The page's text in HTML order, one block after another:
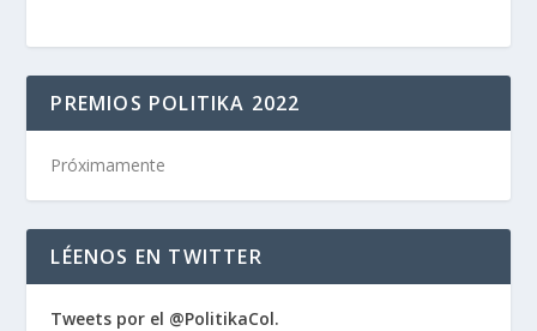
PREMIOS POLITIKA 2022
Próximamente
LÉENOS EN TWITTER
Tweets por el @PolitikaCol.